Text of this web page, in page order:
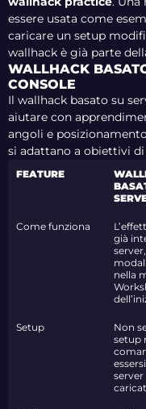
essere usata come
caricare un setup
wallhack è già parte
WALLHACK
CONSOLE
Il wallhack basato su
aiutare con
angoli e
si adattano a obiettivi
FEATURE
Come funziona
già
nella
Setup
Non
setup
server